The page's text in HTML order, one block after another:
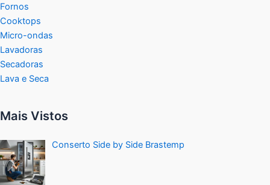
Fornos
Cooktops
Micro-ondas
Lavadoras
Secadoras
Lava e Seca
Mais Vistos
Conserto Side by Side Brastemp